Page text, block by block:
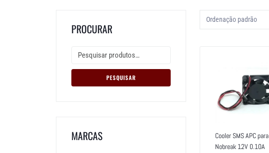
PROCURAR
PESQUISAR
MARCAS
Cooler SMS APC para
Nobreak 12V 0.10A